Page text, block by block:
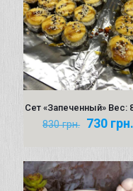
Сет «Запеченный» Вес:
830грн.
830
730 грн.